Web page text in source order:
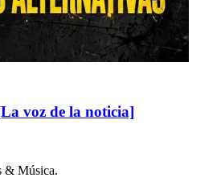
voz de la noticia]
& Música.